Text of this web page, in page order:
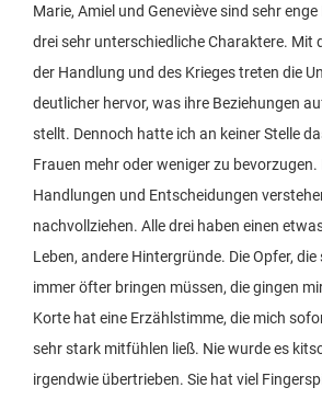
Marie, Amiel und Geneviève sind sehr
drei sehr unterschiedliche Charaktere. Mit
der Handlung und des Krieges treten die
deutlicher hervor, was ihre Beziehungen
stellt. Dennoch hatte ich an keiner Stelle
Frauen mehr oder weniger zu
Handlungen und Entscheidungen
nachvollziehen. Alle drei haben einen
Leben, andere Hintergründe. Die Opfer, die
immer öfter bringen müssen, die gingen
Korte hat eine Erzählstimme, die mich
sehr stark mitfühlen ließ. Nie wurde es
irgendwie übertrieben. Sie hat viel